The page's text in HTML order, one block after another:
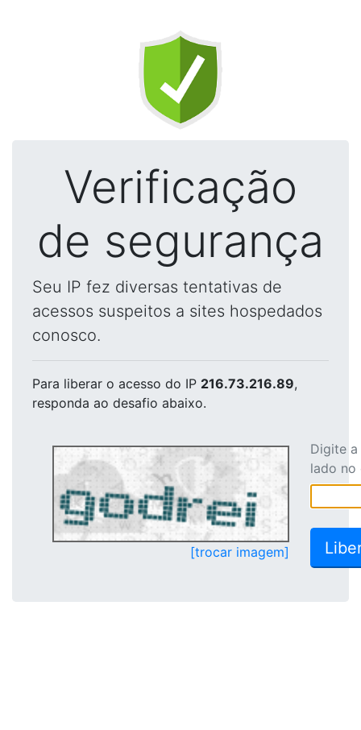
Verificação
de segurança
Seu IP fez diversas tentativas de
acessos suspeitos a sites hospedados
conosco.
Para liberar o acesso do IP 216.73.216.89,
responda ao desafio abaixo.
[trocar imagem]
Digite
lado no